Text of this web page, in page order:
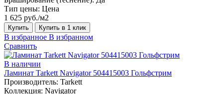
Тип цены: Цена
1 625 руб./м2
Купить Купить в 1 клик
В избранное В избранном
Сравнить
В наличии
Ламинат Tarkett Navigator 504415003 Гольфстрим
Производитель: Tarkett
Коллекция: Navigator